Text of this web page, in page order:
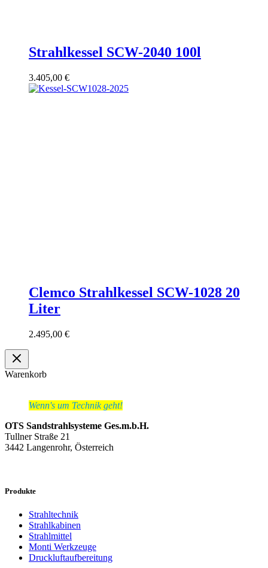
Strahlkessel SCW-2040 100l
3.405,00 €
Clemco Strahlkessel SCW-1028 20
Liter
2.495,00 €
Warenkorb
Wenn's um Technik geht!
OTS Sandstrahlsysteme Ges.m.b.H.
Tullner Straße 21
3442 Langenrohr, Österreich
Produkte
Strahltechnik
Strahlkabinen
Strahlmittel
Monti Werkzeuge
Druckluftaufbereitung